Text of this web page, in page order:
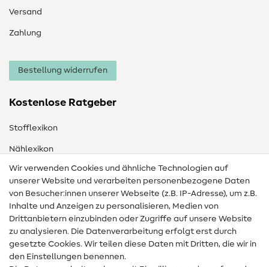
Versand
Zahlung
Bestellung widerrufen
Kostenlose Ratgeber
Stofflexikon
Nählexikon
Nähanleitungen
Hilfe & Kontakt
Kontakt
Infos zum Betreiberwechsel
FAQ
Wir verwenden Cookies und ähnliche Technologien auf
unserer Website und verarbeiten personenbezogene Daten
von Besucher:innen unserer Webseite (z.B. IP-Adresse), um z.B.
Inhalte und Anzeigen zu personalisieren, Medien von
Drittanbietern einzubinden oder Zugriffe auf unsere Website
zu analysieren. Die Datenverarbeitung erfolgt erst durch
gesetzte Cookies. Wir teilen diese Daten mit Dritten, die wir in
den Einstellungen benennen.